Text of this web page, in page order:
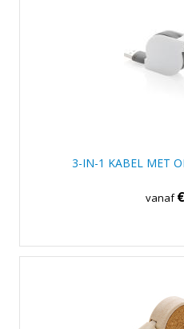
3-IN-1 KABEL MET
vanaf